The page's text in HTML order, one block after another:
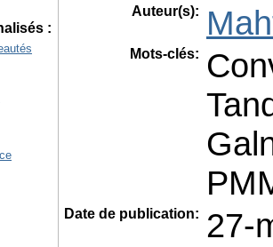
:
Auteur(s):
Mots-clés:
Date de publication: 27-